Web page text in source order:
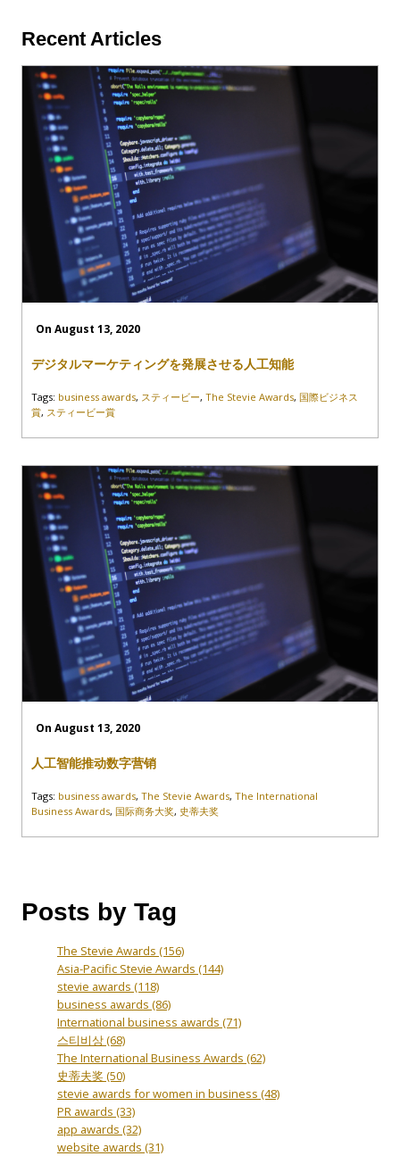
Recent Articles
On August 13, 2020
デジタルマーケティングを発展させる人工知能
Tags: business awards, スティービー, The Stevie Awards, 国際ビジネス
賞, スティービー賞
On August 13, 2020
人工智能推动数字营销
Tags: business awards, The Stevie Awards, The International
Business Awards, 国际商务大奖, 史蒂夫奖
Posts by Tag
The Stevie Awards (156)
Asia-Pacific Stevie Awards (144)
stevie awards (118)
business awards (86)
International business awards (71)
스티비상(68)
The International Business Awards (62)
史蒂夫奖 (50)
stevie awards for women in business (48)
PR awards (33)
app awards (32)
website awards (31)